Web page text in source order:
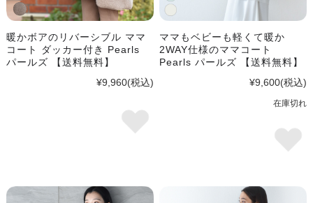
暖かボアのリバーシブル ママ
コート ダッカー付き Pearls
パールズ 【送料無料】
¥9,960(税込)
ママもベビーも軽くて暖か
2WAY仕様のママコート
Pearls パールズ 【送料無料】
¥9,600(税込)
在庫切れ